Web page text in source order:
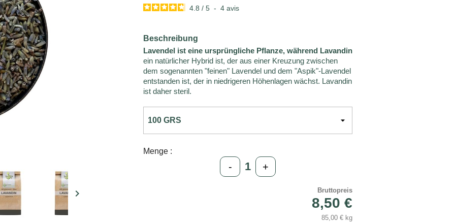

4.8 / 5 - 4avis
Beschreibung
Lavendel ist eine ursprüngliche Pflanze, während Lavandin
ein natürlicher Hybrid ist, der aus einer Kreuzung zwischen
dem sogenannten "feinen" Lavendel und dem "Aspik"-Lavendel
entstanden ist, der in niedrigeren Höhenlagen wächst. Lavandin
ist daher steril.
Menge :
- +
Bruttopreis
8,50 €
85,00 € kg